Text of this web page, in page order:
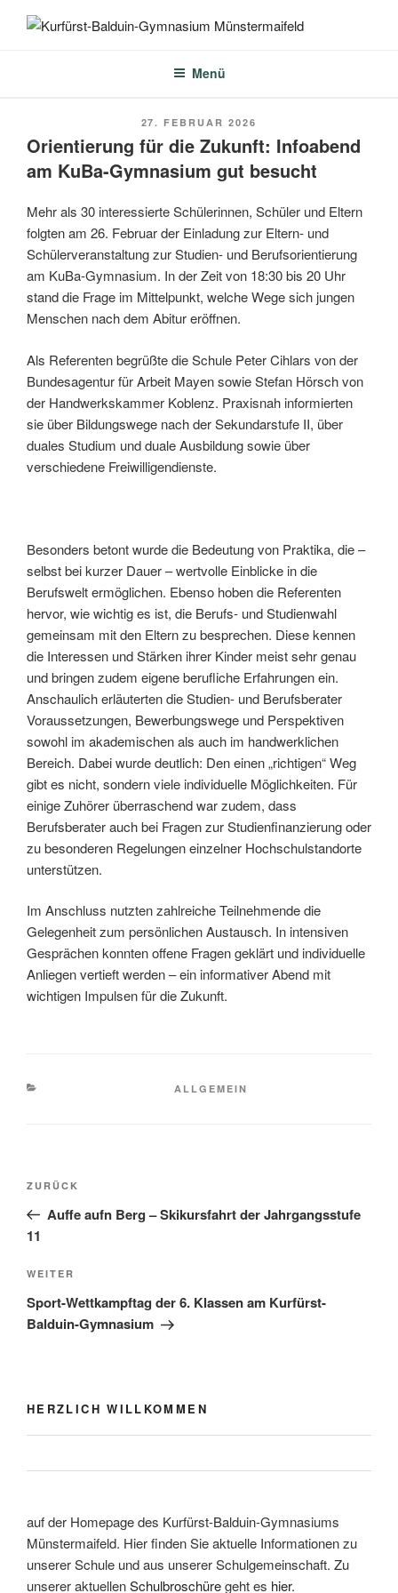
Inhalt
Menü
VERÖFFENTLICHT
AM
27. FEBRUAR 2026
Orientierung für die Zukunft: Infoabend
am KuBa-Gymnasium gut besucht
Mehr als 30 interessierte Schülerinnen, Schüler und Eltern
folgten am 26. Februar der Einladung zur Eltern- und
Schülerveranstaltung zur Studien- und Berufsorientierung
am KuBa-Gymnasium. In der Zeit von 18:30 bis 20 Uhr
stand die Frage im Mittelpunkt, welche Wege sich jungen
Menschen nach dem Abitur eröffnen.
Als Referenten begrüßte die Schule Peter Cihlars von der
Bundesagentur für Arbeit Mayen sowie Stefan Hörsch von
der Handwerkskammer Koblenz. Praxisnah informierten
sie über Bildungswege nach der Sekundarstufe II, über
duales Studium und duale Ausbildung sowie über
verschiedene Freiwilligendienste.
Besonders betont wurde die Bedeutung von Praktika, die –
selbst bei kurzer Dauer – wertvolle Einblicke in die
Berufswelt ermöglichen. Ebenso hoben die Referenten
hervor, wie wichtig es ist, die Berufs- und Studienwahl
gemeinsam mit den Eltern zu besprechen. Diese kennen
die Interessen und Stärken ihrer Kinder meist sehr genau
und bringen zudem eigene berufliche Erfahrungen ein.
Anschaulich erläuterten die Studien- und Berufsberater
Voraussetzungen, Bewerbungswege und Perspektiven
sowohl im akademischen als auch im handwerklichen
Bereich. Dabei wurde deutlich: Den einen „richtigen“ Weg
gibt es nicht, sondern viele individuelle Möglichkeiten. Für
einige Zuhörer überraschend war zudem, dass
Berufsberater auch bei Fragen zur Studienfinanzierung oder
zu besonderen Regelungen einzelner Hochschulstandorte
unterstützen.
Im Anschluss nutzten zahlreiche Teilnehmende die
Gelegenheit zum persönlichen Austausch. In intensiven
Gesprächen konnten offene Fragen geklärt und individuelle
Anliegen vertieft werden – ein informativer Abend mit
wichtigen Impulsen für die Zukunft.
KATEGORIEN
ALLGEMEIN
Beitragsnavigation
Vorheriger
Beitrag
ZURÜCK
Auffe aufn Berg – Skikursfahrt der Jahrgangsstufe
11
Nächster
Beitrag
WEITER
Sport-Wettkampftag der 6. Klassen am Kurfürst-
Balduin-Gymnasium
HERZLICH WILLKOMMEN
auf der Homepage des Kurfürst-Balduin-Gymnasiums
Münstermaifeld. Hier finden Sie aktuelle Informationen zu
unserer Schule und aus unserer Schulgemeinschaft. Zu
unserer aktuellenSchulbroschüregeht es hier.